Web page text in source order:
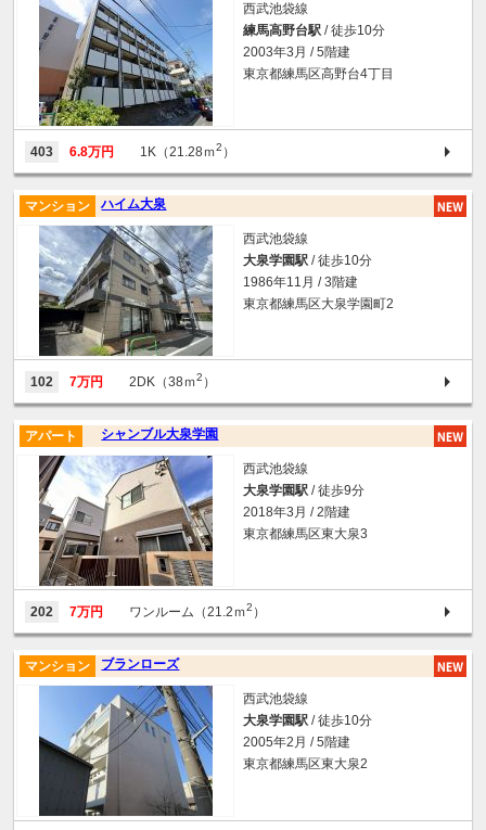
西武池袋線
練馬高野台駅 / 徒歩10分
2003年3月 / 5階建
東京都練馬区高野台4丁目
403 6.8万円 1K（21.28ｍ2 ）
ハイム大泉
マンション
西武池袋線
大泉学園駅 / 徒歩10分
1986年11月 / 3階建
東京都練馬区大泉学園町2
102 7万円 2DK（38ｍ2 ）
シャンブル大泉学園
アパート
西武池袋線
大泉学園駅 / 徒歩9分
2018年3月 / 2階建
東京都練馬区東大泉3
202 7万円 ワンルーム（21.2ｍ2 ）
ブランローズ
マンション
西武池袋線
大泉学園駅 / 徒歩10分
2005年2月 / 5階建
東京都練馬区東大泉2